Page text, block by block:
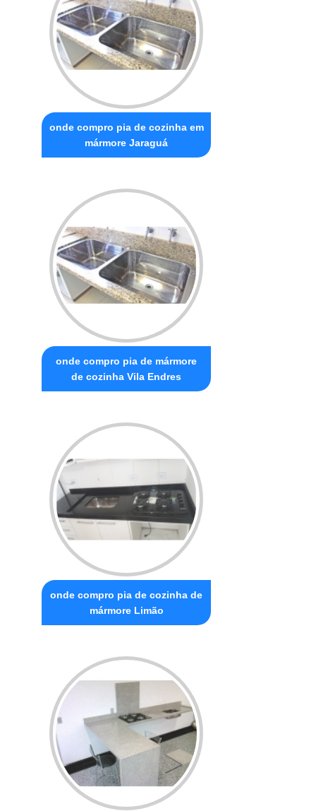
onde compro pia de cozinha em
mármore Jaraguá
onde compro pia de mármore
de cozinha Vila Endres
onde compro pia de cozinha de
mármore Limão